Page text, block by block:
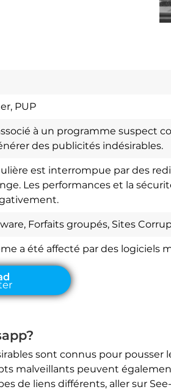
PUP
à un programme suspect
des publicités indésirables.
est interrompue par des
Les performances et la
Forfaits groupés, Sites
a été affecté par des logiciels
sont connus pour pousser
malveillants peuvent
de liens différents, aller sur